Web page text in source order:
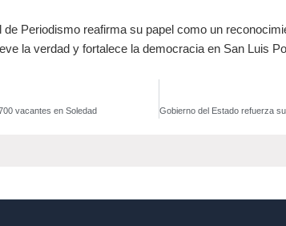
Periodismo reafirma su papel como un
la verdad y fortalece la democracia en San Luis
vacantes en Soledad